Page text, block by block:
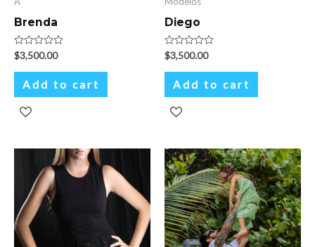
Brenda
Rated
0
out
$3,500.00
Add to cart
Diego
Rated
0
out
$3,500.00
Add to cart